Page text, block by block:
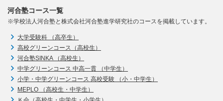
河合塾コース一覧
※学校法人河合塾と株式会社河合塾進学研究社のコースを掲載しています。
大学受験科 （高卒生）
高校グリーンコース（高校生）
河合塾SINKA （高校生）
中学グリーンコース 中高一貫 （中学生）
小学・中学グリーンコース 高校受験 （小・中学生）
MEPLO （高校生・中学生）